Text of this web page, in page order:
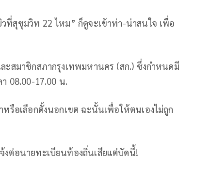
ที่สุขุมวิท 22 ไหม” ก็ดูจะเข้าท่า-น่าสนใจ เพื่อ
ะสมาชิกสภากรุงเทพมหานคร (สก.) ซึ่งกำหนดมี
08.00-17.00 น.
รือเลือกตั้งนอกเขต ฉะนั้นเพื่อให้ตนเองไม่ถูก
งต่อนายทะเบียนท้องถิ่นเสียแต่บัดนี้!